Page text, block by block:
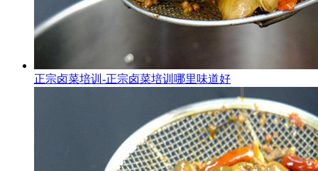
正宗卤菜培训-正宗卤菜培训哪里味道好